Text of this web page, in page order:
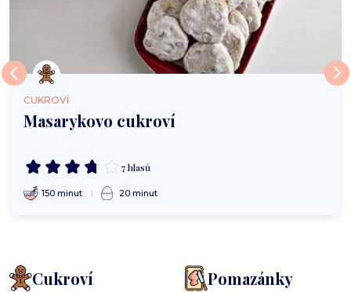
CUKROVÍ
Masarykovo cukroví
7 hlasů
150 minut 20 minut
Cukroví Pomazánky